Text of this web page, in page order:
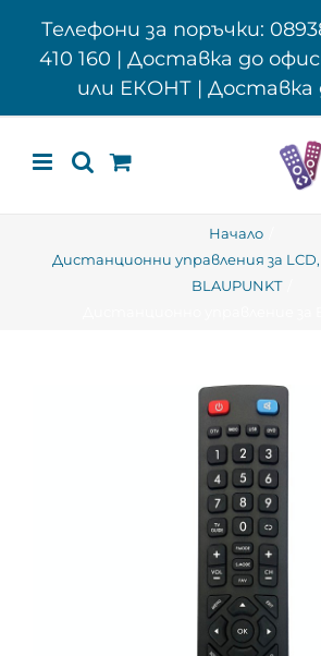
Телефони за поръчки:
410 160 | Доставка до
или ЕКОНТ | Доставка
Начало
Дистанционни управления за LCD,
BLAUPUNKT